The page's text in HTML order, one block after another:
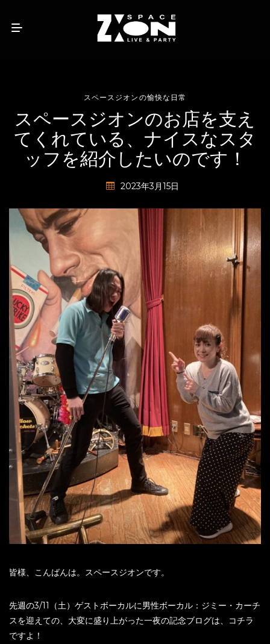
スペースジオンの愉快な日常
スペースジオンのお店を支え
てくれている、ナイスなスタ
ッフを紹介したいのです！
2023年3月15日
皆様、こんばんは。スペースジオンです。
先週の3/11（土）ゲストボーカルに男性ボーカル：ジミー・カーチ
スを迎えての、大変に盛り上がった一夜の記念ブログは、コチラ
ですよ！